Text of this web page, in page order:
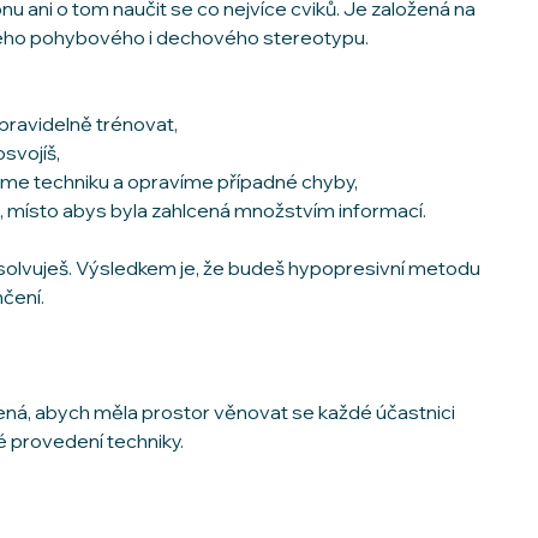
ani o tom naučit se co nejvíce cviků. Je založená na
pohybového i dechového stereotypu.
trénovat,
techniku a opravíme případné chyby,
abys byla zahlcená množstvím informací.
Výsledkem je, že budeš hypopresivní metodu
abych měla prostor věnovat se každé účastnici
provedení techniky.